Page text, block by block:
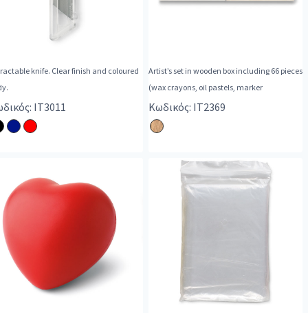
knife. Clear finish and coloured
IT3011
Artist’s set in wooden box including 66 pieces
(wax crayons, oil pastels, marker
Κωδικός: IT2369